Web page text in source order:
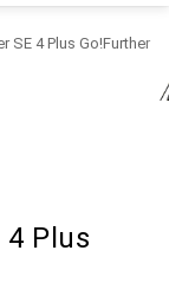
SE 4 Plus Go!Further
4 Plus